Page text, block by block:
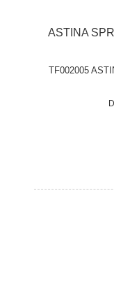
ASTINA
TF002005